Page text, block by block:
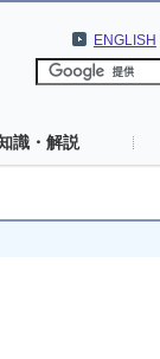
ENGLISH
識・解説